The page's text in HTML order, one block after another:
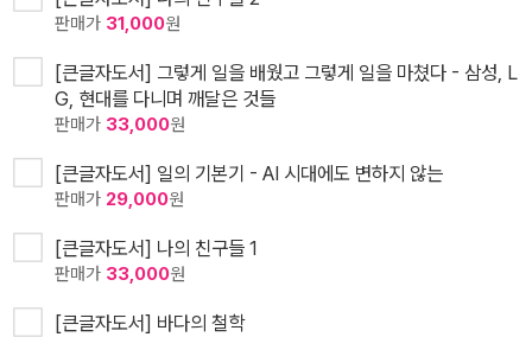
판매가 31,000원
[큰글자도서] 그렇게 일을 배웠고 그렇게 일을 마쳤다 - 삼성, L
G, 현대를 다니며 깨달은 것들
판매가 33,000원
[큰글자도서] 일의 기본기 - AI 시대에도 변하지 않는
판매가 29,000원
[큰글자도서] 나의 친구들 1
판매가 33,000원
[큰글자도서] 바다의 철학